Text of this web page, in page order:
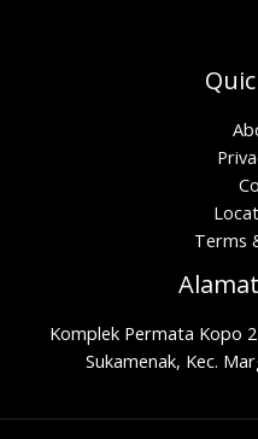
Terms
Komplek Permata Kopo 2
Sukamenak, Kec.